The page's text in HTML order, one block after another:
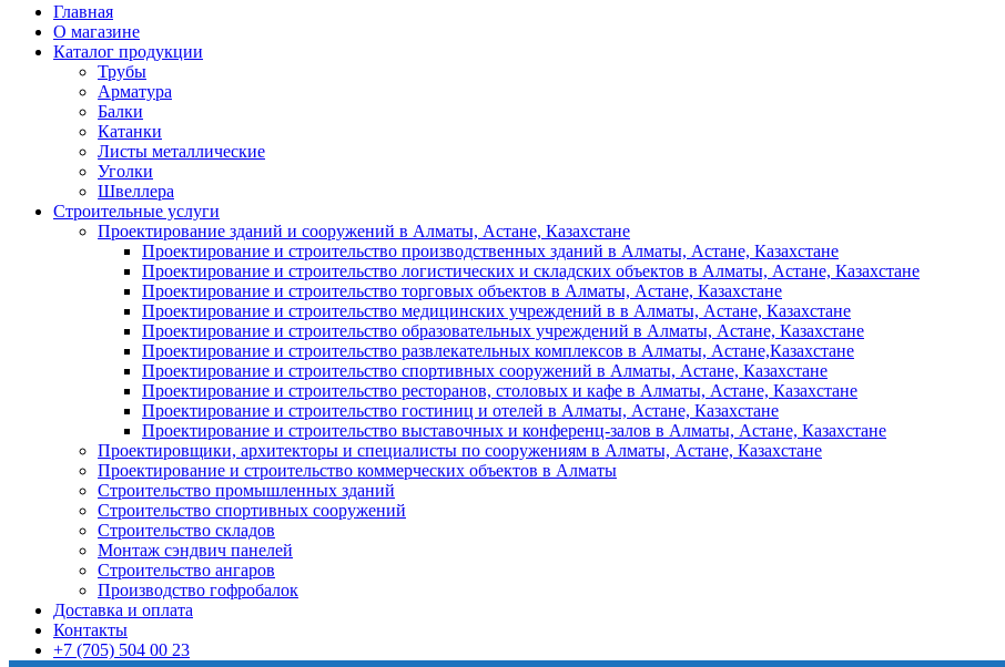
Главная
О магазине
Каталог продукции
Трубы
Арматура
Балки
Катанки
Листы металлические
Уголки
Швеллера
Строительные услуги
Проектирование зданий и сооружений в Алматы, Астане, Казахстане
Проектирование и строительство производственных зданий в Алматы, Астане, Казахстане
Проектирование и строительство логистических и складских объектов в Алматы, Астане, Казахстане
Проектирование и строительство торговых объектов в Алматы, Астане, Казахстане
Проектирование и строительство медицинских учреждений в в Алматы, Астане, Казахстане
Проектирование и строительство образовательных учреждений в Алматы, Астане, Казахстане
Проектирование и строительство развлекательных комплексов в Алматы, Астане,Казахстане
Проектирование и строительство спортивных сооружений в Алматы, Астане, Казахстане
Проектирование и строительство ресторанов, столовых и кафе в Алматы, Астане, Казахстане
Проектирование и строительство гостиниц и отелей в Алматы, Астане, Казахстане
Проектирование и строительство выставочных и конференц-залов в Алматы, Астане, Казахстане
Проектировщики, архитекторы и специалисты по сооружениям в Алматы, Астане, Казахстане
Проектирование и строительство коммерческих объектов в Алматы
Строительство промышленных зданий
Строительство спортивных сооружений
Строительство складов
Монтаж сэндвич панелей
Строительство ангаров
Производство гофробалок
Доставка и оплата
Контакты
+7 (705) 504 00 23